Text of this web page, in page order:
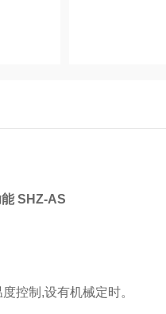
SHZ-AS
控制,设有机械定时。